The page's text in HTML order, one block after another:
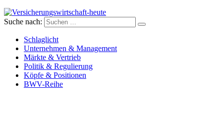
Versicherungswirtschaft-heute
Suche nach:
Schlaglicht
Unternehmen & Management
Märkte & Vertrieb
Politik & Regulierung
Köpfe & Positionen
BWV-Reihe